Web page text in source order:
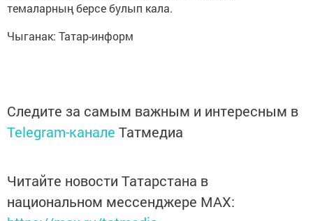
темаларның берсе булып кала.
Чыганак: Татар-информ
Следите за самым важным и интересным в
Telegram-канале Татмедиа
Читайте новости Татарстана в
национальном мессенджере MАХ: